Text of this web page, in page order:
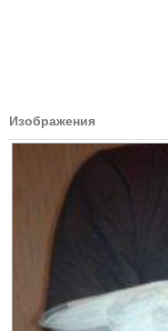
Изображения